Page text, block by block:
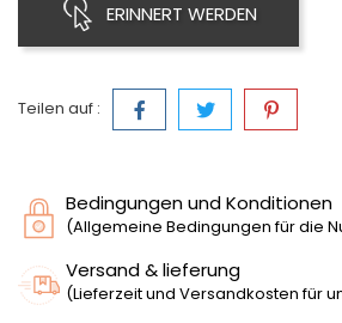
ERINNERT WERDEN
Teilen auf :
Bedingungen und Konditionen
(Allgemeine Bedingungen für die
Versand & lieferung
(Lieferzeit und Versandkosten für